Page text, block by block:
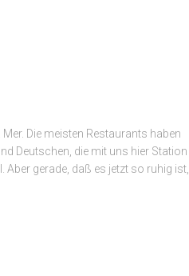
Die meisten Restaurants haben
Deutschen, die mit uns hier Station
gerade, daß es jetzt so ruhig ist,